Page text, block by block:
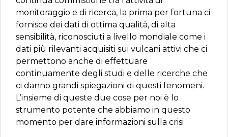
monitoraggio e di ricerca, la prima per fortuna ci
fornisce dei dati di ottima qualità, di alta
sensibilità, riconosciuti a livello mondiale come i
dati più rilevanti acquisiti sui vulcani attivi che ci
permettono anche di effettuare
continuamente degli studi e delle ricerche che
ci danno grandi spiegazioni di questi fenomeni.
L’insieme di queste due cose per noi è lo
strumento potente che abbiamo in questo
momento per dare informazioni sulla crisi